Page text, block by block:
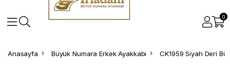
0
Anasayfa Büyük Numara Erkek Ayakkabı